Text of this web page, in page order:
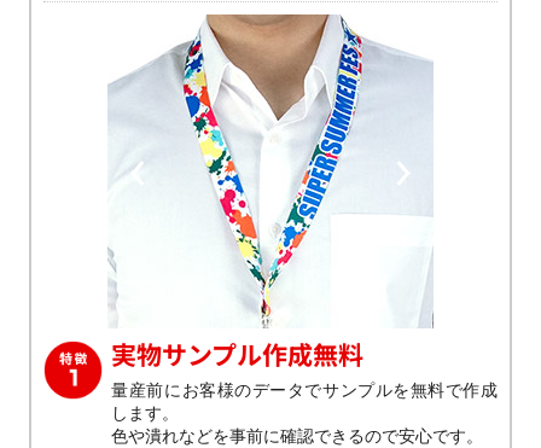
Previous Next
実物サンプル作成無料
量産前にお客様のデータでサンプルを無料で作成
します。
色や潰れなどを事前に確認できるので安心です。